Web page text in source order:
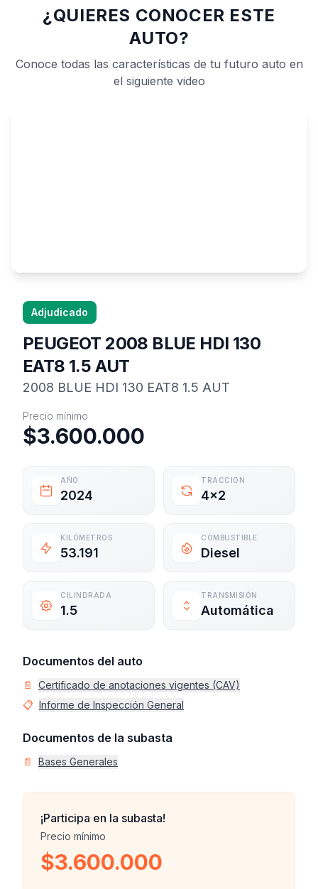
¿QUIERES CONOCER ESTE
AUTO?
Conoce todas las características de tu futuro auto en
el siguiente video
Adjudicado
PEUGEOT 2008 BLUE HDI 130
EAT8 1.5 AUT
2008 BLUE HDI 130 EAT8 1.5 AUT
Información del vehículo
Precio mínimo
$3.600.000
AÑO
2024
TRACCIÓN
4x2
KILÓMETROS
53.191
COMBUSTIBLE
Diesel
CILINDRADA
1.5
TRANSMISIÓN
Automática
Documentos del auto
📄
Certificado de anotaciones vigentes (CAV)
📋 Informe de Inspección General
Documentos de la subasta
📄 Bases Generales
¡Participa en la subasta!
Precio mínimo
$3.600.000